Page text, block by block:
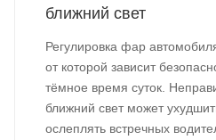
ближний свет
Регулировка фар
от которой зависит
тёмное время суток.
ближний свет может
ослеплять встречных